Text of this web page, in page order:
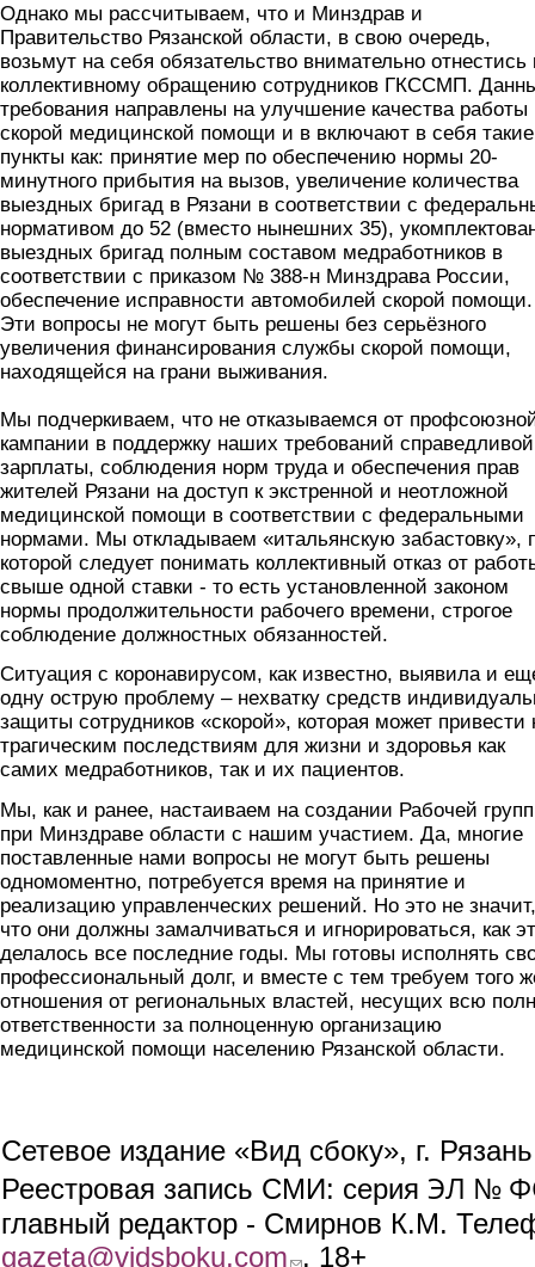
Однако мы рассчитываем, что и Минздрав и
Правительство Рязанской области, в свою очередь,
возьмут на себя обязательство внимательно отнестись
коллективному обращению сотрудников ГКССМП.
требования направлены на улучшение качества работы
скорой медицинской помощи и в включают в себя такие
пункты как: принятие мер по обеспечению нормы 20-
минутного прибытия на вызов, увеличение количества
выездных бригад в Рязани в соответствии с
нормативом до 52 (вместо нынешних 35),
выездных бригад полным составом медработников в
соответствии с приказом № 388-н Минздрава России,
обеспечение исправности автомобилей скорой помощи.
Эти вопросы не могут быть решены без серьёзного
увеличения финансирования службы скорой помощи,
находящейся на грани выживания.
Мы подчеркиваем, что не отказываемся от
кампании в поддержку наших требований справедливой
зарплаты, соблюдения норм труда и обеспечения прав
жителей Рязани на доступ к экстренной и неотложной
медицинской помощи в соответствии с федеральными
нормами. Мы откладываем «итальянскую забастовку»,
которой следует понимать коллективный отказ от
свыше одной ставки - то есть установленной законом
нормы продолжительности рабочего времени, строгое
соблюдение должностных обязанностей.
Ситуация с коронавирусом, как известно, выявила и
одну острую проблему – нехватку средств
защиты сотрудников «скорой», которая может привести
трагическим последствиям для жизни и здоровья как
самих медработников, так и их пациентов.
Мы, как и ранее, настаиваем на создании Рабочей
при Минздраве области с нашим участием. Да, многие
поставленные нами вопросы не могут быть решены
одномоментно, потребуется время на принятие и
реализацию управленческих решений. Но это не значит,
что они должны замалчиваться и игнорироваться, как
делалось все последние годы. Мы готовы исполнять
профессиональный долг, и вместе с тем требуем того
отношения от региональных властей, несущих всю
ответственности за полноценную организацию
медицинской помощи населению Рязанской области.
Сетевое издание «Вид сбоку», г.
Реестровая запись СМИ: серия ЭЛ №
главный редактор - Смирнов К.М.
gazeta@vidsboku.com (link sends e-mail)
. 18+